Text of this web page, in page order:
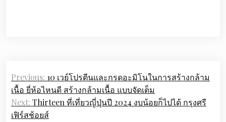
Post
navigation
Previous: 10 เวย์โปรตีนและกรดอะมิโนในการสร้างกล้าม
เนื้อ ยี่ห้อไหนดี สร้างกล้ามเนื้อ แบบจัดเต็ม
Next: Thirteen ที่เที่ยวญี่ปุ่นปี 2024 งบน้อยก็ไปได้ กรุงศรี
เฟิร์สช้อยส์